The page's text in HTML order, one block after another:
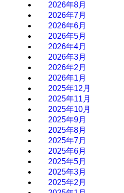
2026年8月
2026年7月
2026年6月
2026年5月
2026年4月
2026年3月
2026年2月
2026年1月
2025年12月
2025年11月
2025年10月
2025年9月
2025年8月
2025年7月
2025年6月
2025年5月
2025年3月
2025年2月